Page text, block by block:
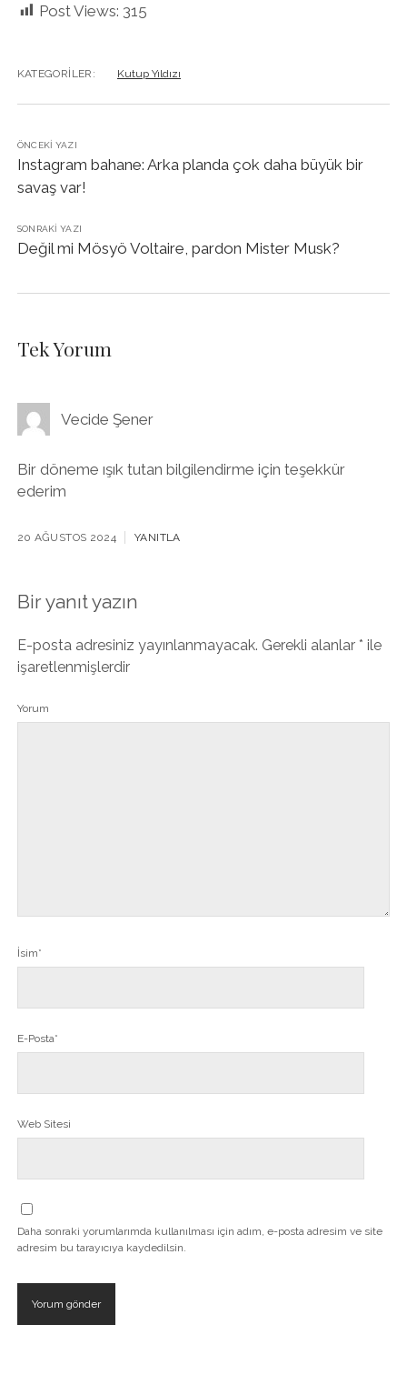
Post Views: 315
KATEGORILER: Kutup Yıldızı
ÖNCEKI YAZI
Instagram bahane: Arka planda çok daha büyük bir
savaş var!
SONRAKI YAZI
Değil mi Mösyö Voltaire, pardon Mister Musk?
Tek Yorum
Vecide Şener
Bir döneme ışık tutan bilgilendirme için teşekkür
ederim
20 AĞUSTOS 2024 YANITLA
Bir yanıt yazın
E-posta adresiniz yayınlanmayacak. Gerekli alanlar * ile
işaretlenmişlerdir
Yorum
İsim*
E-Posta*
Web Sitesi
Daha sonraki yorumlarımda kullanılması için adım, e-posta adresim ve site
adresim bu tarayıcıya kaydedilsin.